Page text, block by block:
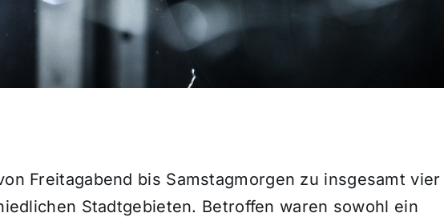
Freitagabend bis Samstagmorgen zu insgesamt vier
Stadtgebieten. Betroffen waren sowohl ein